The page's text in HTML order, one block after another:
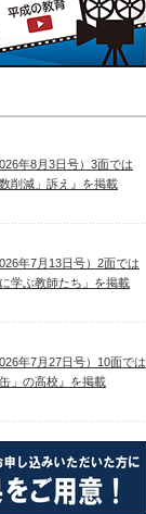
年8月3日号）3面では
削減」訴え』を掲載
年7月13日号）2面では
学ぶ教師たち」を掲載
年7月27日号）10面では
」の高校』を掲載